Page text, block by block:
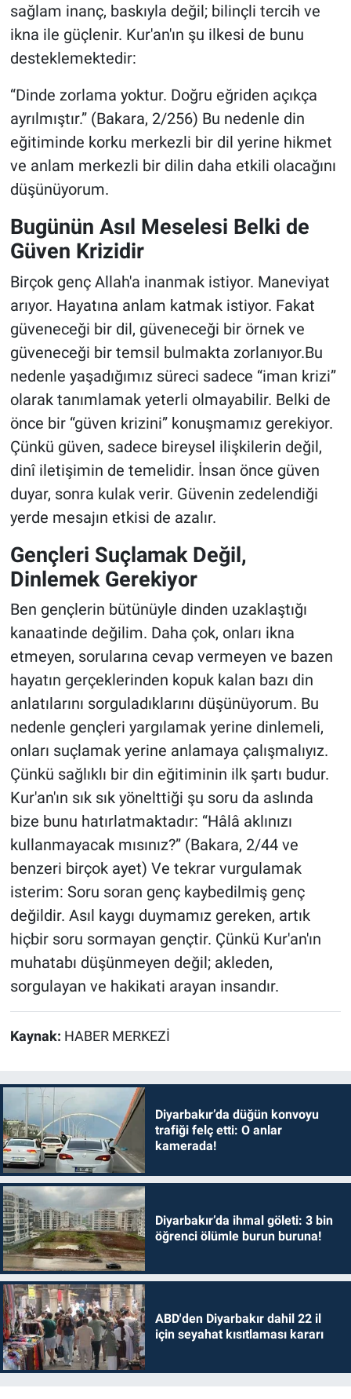
sağlam inanç, baskıyla değil; bilinçli tercih ve
ikna ile güçlenir. Kur'an'ın şu ilkesi de bunu
desteklemektedir:
“Dinde zorlama yoktur. Doğru eğriden açıkça
ayrılmıştır.” (Bakara, 2/256) Bu nedenle din
eğitiminde korku merkezli bir dil yerine hikmet
ve anlam merkezli bir dilin daha etkili olacağını
düşünüyorum.
Bugünün Asıl Meselesi Belki de
Güven Krizidir
Birçok genç Allah'a inanmak istiyor. Maneviyat
arıyor. Hayatına anlam katmak istiyor. Fakat
güveneceği bir dil, güveneceği bir örnek ve
güveneceği bir temsil bulmakta zorlanıyor.Bu
nedenle yaşadığımız süreci sadece “iman krizi”
olarak tanımlamak yeterli olmayabilir. Belki de
önce bir “güven krizini” konuşmamız gerekiyor.
Çünkü güven, sadece bireysel ilişkilerin değil,
dinî iletişimin de temelidir. İnsan önce güven
duyar, sonra kulak verir. Güvenin zedelendiği
yerde mesajın etkisi de azalır.
Gençleri Suçlamak Değil,
Dinlemek Gerekiyor
Ben gençlerin bütünüyle dinden uzaklaştığı
kanaatinde değilim. Daha çok, onları ikna
etmeyen, sorularına cevap vermeyen ve bazen
hayatın gerçeklerinden kopuk kalan bazı din
anlatılarını sorguladıklarını düşünüyorum. Bu
nedenle gençleri yargılamak yerine dinlemeli,
onları suçlamak yerine anlamaya çalışmalıyız.
Çünkü sağlıklı bir din eğitiminin ilk şartı budur.
Kur'an'ın sık sık yönelttiği şu soru da aslında
bize bunu hatırlatmaktadır: “Hâlâ aklınızı
kullanmayacak mısınız?” (Bakara, 2/44 ve
benzeri birçok ayet) Ve tekrar vurgulamak
isterim: Soru soran genç kaybedilmiş genç
değildir. Asıl kaygı duymamız gereken, artık
hiçbir soru sormayan gençtir. Çünkü Kur'an'ın
muhatabı düşünmeyen değil; akleden,
sorgulayan ve hakikati arayan insandır.
Kaynak: HABER MERKEZİ
Diyarbakır’da düğün konvoyu
trafiği felç etti: O anlar
kamerada!
Diyarbakır’da ihmal göleti: 3 bin
öğrenci ölümle burun buruna!
ABD'den Diyarbakır dahil 22 il
için seyahat kısıtlaması kararı